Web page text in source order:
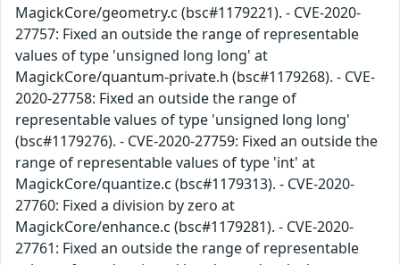
MagickCore/geometry.c (bsc#1179221). - CVE-2020-
27757: Fixed an outside the range of representable
values of type 'unsigned long long' at
MagickCore/quantum-private.h (bsc#1179268). - CVE-
2020-27758: Fixed an outside the range of
representable values of type 'unsigned long long'
(bsc#1179276). - CVE-2020-27759: Fixed an outside the
range of representable values of type 'int' at
MagickCore/quantize.c (bsc#1179313). - CVE-2020-
27760: Fixed a division by zero at
MagickCore/enhance.c (bsc#1179281). - CVE-2020-
27761: Fixed an outside the range of representable